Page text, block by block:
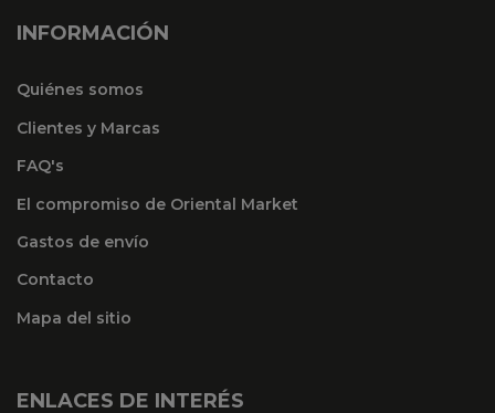
INFORMACIÓN
Quiénes somos
Clientes y Marcas
FAQ's
El compromiso de Oriental Market
Gastos de envío
Contacto
Mapa del sitio
ENLACES DE INTERÉS